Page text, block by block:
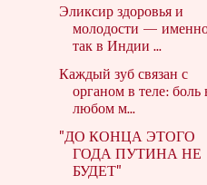
Эликсир здоровья и
молодости —
так в Индии ...
Каждый зуб связан с
органом в теле: боль
любом м...
"ДО КОНЦА ЭТОГО
ГОДА ПУТИНА НЕ
БУДЕТ"